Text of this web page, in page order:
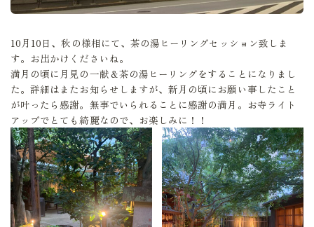
10月10日、秋の様相にて、茶の湯ヒーリングセッション致しま
す。お出かけくださいね。
満月の頃に月見の一献＆茶の湯ヒーリングをすることになりまし
た。詳細はまたお知らせしますが、新月の頃にお願い事したこと
が叶ったら感謝。無事でいられることに感謝の満月。お寺ライト
アップでとても綺麗なので、お楽しみに！！